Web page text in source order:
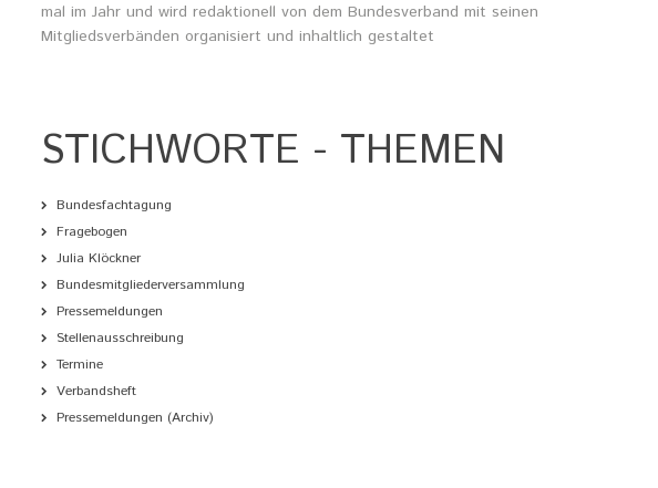
mal im Jahr und wird redaktionell von dem Bundesverband mit seinen
Mitgliedsverbänden organisiert und inhaltlich gestaltet
STICHWORTE - THEMEN
Bundesfachtagung
Fragebogen
Julia Klöckner
Bundesmitgliederversammlung
Pressemeldungen
Stellenausschreibung
Termine
Verbandsheft
Pressemeldungen (Archiv)